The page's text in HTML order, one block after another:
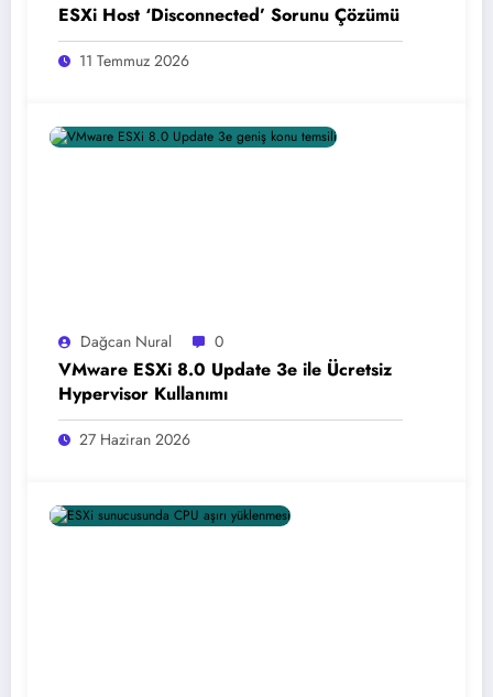
ESXi Host ‘Disconnected’ Sorunu Çözümü
11 Temmuz 2026
Dağcan Nural 0
VMware ESXi 8.0 Update 3e ile Ücretsiz
Hypervisor Kullanımı
27 Haziran 2026